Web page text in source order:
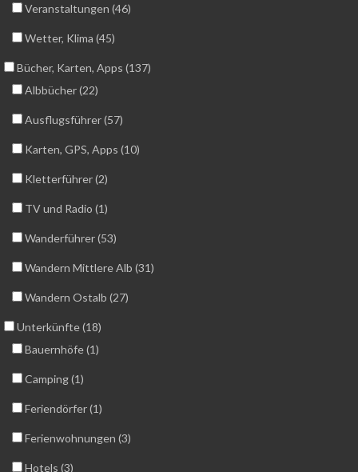
Veranstaltungen (46)
Wetter, Klima (45)
Bücher, Karten, Apps (137)
Albbücher (22)
Ausflugsführer (57)
Karten, GPS, Apps (10)
Kletterführer (2)
TV und Radio (1)
Wanderführer (53)
Wandern Mittlere Alb (31)
Wandern Ostalb (27)
Unterkünfte (18)
Bauernhöfe (1)
Camping (1)
Feriendörfer (1)
Ferienwohnungen (3)
Hotels (3)